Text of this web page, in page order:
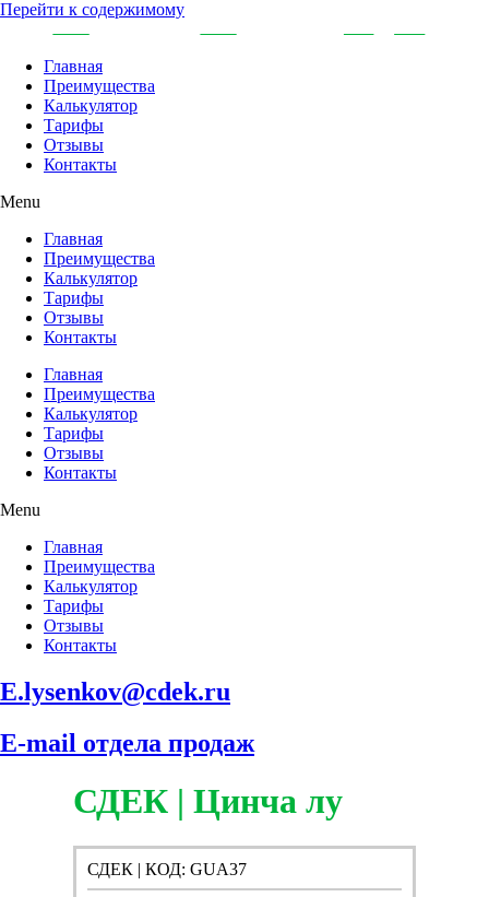
Перейти к содержимому
Главная
Преимущества
Калькулятор
Тарифы
Отзывы
Контакты
Menu
Главная
Преимущества
Калькулятор
Тарифы
Отзывы
Контакты
Главная
Преимущества
Калькулятор
Тарифы
Отзывы
Контакты
Menu
Главная
Преимущества
Калькулятор
Тарифы
Отзывы
Контакты
E.lysenkov@cdek.ru
E-mail отдела продаж
СДЕК | Цинча лу
СДЕК | КОД: GUA37